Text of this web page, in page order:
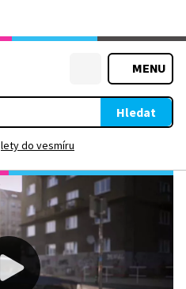
MENU
Hledat
lety do vesmíru